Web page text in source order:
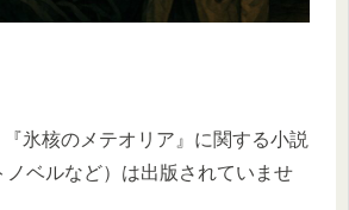
氷核のメテオリア』に関する小説
ノベルなど）は出版されていませ